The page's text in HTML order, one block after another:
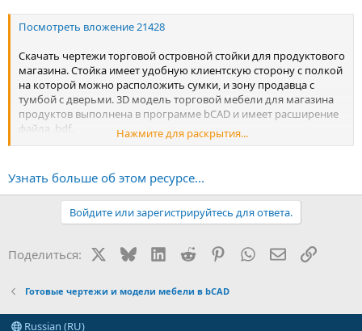
Посмотреть вложение 21428
Скачать чертежи торговой островной стойки для продуктового
магазина. Стойка имеет удобную клиентскую сторону с полкой
на которой можно расположить сумки, и зону продавца с
тумбой с дверьми. 3D модель торговой мебели для магазина
продуктов выполнена в программе bCAD и имеет расширение
файла .bdf.
Посмотреть вложение 21430
Нажмите для раскрытия...
Узнать больше об этом ресурсе...
Войдите или зарегистрируйтесь для ответа.
Поделиться: BlueskyLinkedIn
Reddit PinterestWhatsApp Ссылка
Готовые чертежи и модели мебели в bCAD
Russian (RU)